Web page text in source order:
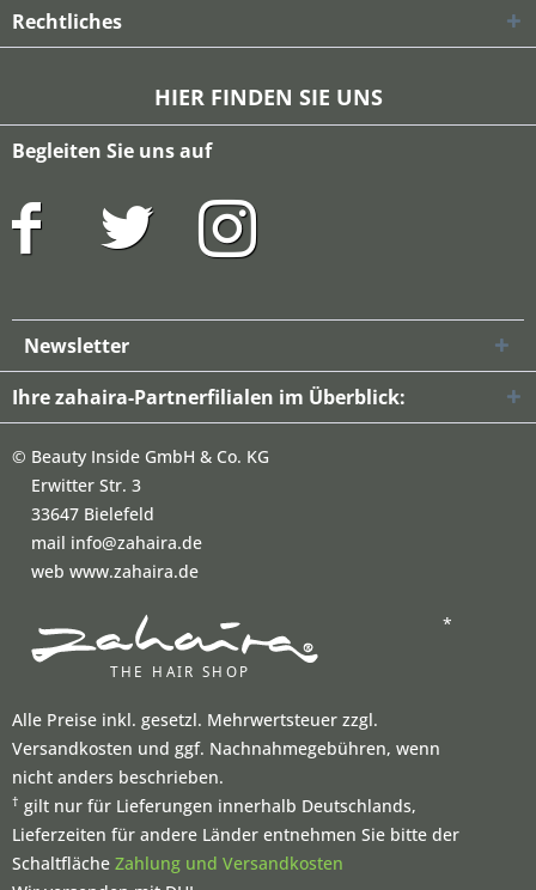
Rechtliches
HIER FINDEN SIE UNS
Begleiten Sie uns auf
Newsletter
Ihre zahaira-Partnerfilialen im Überblick:
© Beauty Inside GmbH & Co. KG
Erwitter Str. 3
33647 Bielefeld
mail info@zahaira.de
web www.zahaira.de
*
Alle Preise inkl. gesetzl. Mehrwertsteuer zzgl.
Versandkosten und ggf. Nachnahmegebühren, wenn
nicht anders beschrieben.
† gilt nur für Lieferungen innerhalb Deutschlands,
Lieferzeiten für andere Länder entnehmen Sie bitte der
Schaltfläche Zahlung und Versandkosten